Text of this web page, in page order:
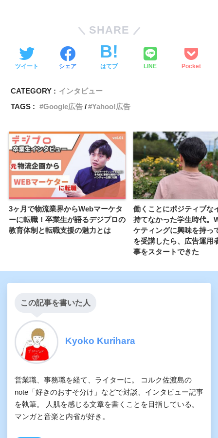
SHARE
ツイート シェア はてブ LINE Pocket
CATEGORY : インタビュー
TAGS :
Google広告 Yahoo!広告
3ヶ月で物流業界からWebマーケタ
ーに転職！卒業生が語るデジプロの
教育体制と転職支援の魅力とは
働くことにポジティブな
持てなかった学生時代。
ケティングに興味を持っ
を受講したら、広告運用
事をスタートできた
この記事を書いた人
Kyoko Kurihara
営業職、事務職を経て、ライターに。 コルク佐渡島の
note「好きのおすそ分け」などで対談、インタビュー記事
を執筆。 人肌を感じる文章を書くことを目指している。
マンガと音楽と内省が好き。